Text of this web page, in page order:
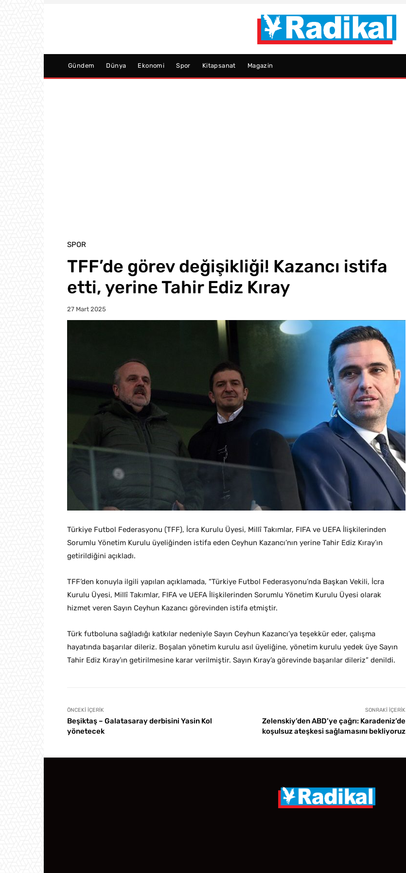
Gündem Dünya Ekonomi Spor Kitapsanat Magazin
SPOR
TFF’de görev değişikliği! Kazancı istifa
etti, yerine Tahir Ediz Kıray
27 Mart 2025
Türkiye Futbol Federasyonu (TFF), İcra Kurulu Üyesi, Millî Takımlar, FIFA ve UEFA İlişkilerinden
Sorumlu Yönetim Kurulu üyeliğinden istifa eden Ceyhun Kazancı’nın yerine Tahir Ediz Kıray’ın
getirildiğini açıkladı.
TFF’den konuyla ilgili yapılan açıklamada, “Türkiye Futbol Federasyonu’nda Başkan Vekili, İcra
Kurulu Üyesi, Millî Takımlar, FIFA ve UEFA İlişkilerinden Sorumlu Yönetim Kurulu Üyesi olarak
hizmet veren Sayın Ceyhun Kazancı görevinden istifa etmiştir.
Türk futboluna sağladığı katkılar nedeniyle Sayın Ceyhun Kazancı’ya teşekkür eder, çalışma
hayatında başarılar dileriz. Boşalan yönetim kurulu asıl üyeliğine, yönetim kurulu yedek üye Sayın
Tahir Ediz Kıray’ın getirilmesine karar verilmiştir. Sayın Kıray’a görevinde başarılar dileriz” denildi.
ÖNCEKI İÇERIK
Beşiktaş – Galatasaray derbisini Yasin Kol
yönetecek
SONRAKI İÇERIK
Zelenskiy’den ABD’ye çağrı: Karadeniz’de
koşulsuz ateşkesi sağlamasını bekliyoruz